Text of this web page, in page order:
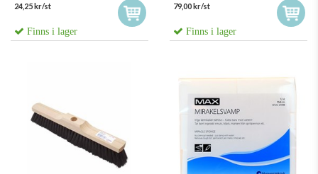
24,25 kr/st
Finns i lager
79,00 kr/st
Finns i lager